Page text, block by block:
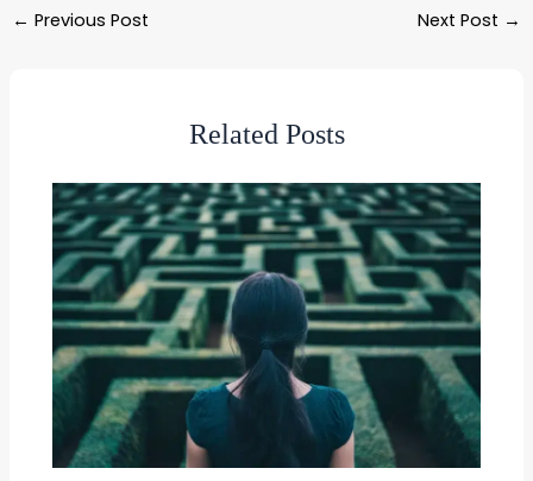
← Previous Post Next Post →
Related Posts